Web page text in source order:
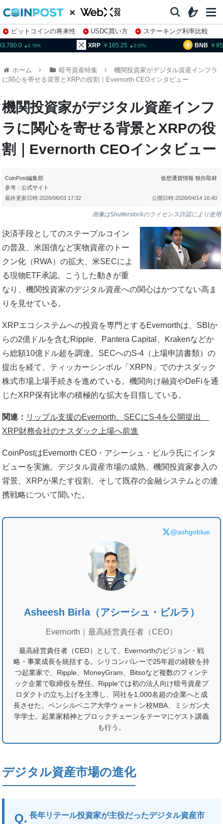
ビットコインの将来性 USDC買い方
ステーキング利率比較
株特集・関連銘柄
0.76 XRP 165.25 3.07 BNB
ホーム 暗号資産特集
機関投資家がデジタル資産インフラ
に関心を寄せる背景とXRPの役割｜Evernorth CEOインタビュー
機関投資家がデジタル資産インフ
ラに関心を寄せる背景とXRPの役
割｜Evernorth CEOインタビュー
CoinPost編集部
参考： 公式サイト
仮想通貨情報 独自取材
公開日時:2026/04/14 16:40
最終更新日時:2026/06/03 17:32
画像はShutterstockのライセンス許諾により使用
決済手段としてのステーブルコイン
の普及、米国債など実物資産のトー
クン化（RWA）の拡大、米SECによ
る現物ETF承認。こうした動きが重
なり、機関投資家のデジタル資産への関心はかつてない高ま
りを見せている。
XRPエコシステムへの投資を専門とするEvernorthは、SBIか
らの2億ドルを含むRipple、Pantera Capital、Krakenなどか
ら総額10億ドル超を調達。SECへのS-4（上場申請書類）の
提出を経て、ティッカーシンボル「XRPN」でのナスダック
株式市場上場手続きを進めている。機関向け融資やDeFiを通
じたXRP保有比率の積極的な拡大を目指している。
関連： リップル支援のEvernorth、SECにS-4を公開提出
XRP財務会社のナスダック上場へ前進
CoinPostはEvernorth CEO・アシーシュ・ビルラ氏にインタ
ビューを実施。デジタル資産市場の成熟、機関投資家参入の
背景、XRPが果たす役割、そして既存の金融システムとの連
携戦略について聞いた。
@ashgoblue
Asheesh Birla（アシーシュ・ビルラ）
Evernorth｜最高経営責任者（CEO）
最高経営責任者（CEO）として、Evernorthのビジョン・戦
略・事業成長を統括する。シリコンバレーで25年超の経験を持
つ起業家で、Ripple、MoneyGram、Bitsoなど複数のフィンテ
ック企業で取締役を歴任。Rippleでは初の法人向け暗号資産プ
ロダクトの立ち上げを主導し、同社を1,000名超の企業へと成
長させた。ペンシルベニア大学ウォートン校MBA、ミシガン大
学学士。起業家精神とブロックチェーンをテーマにゲスト講義
も行う。
デジタル資産市場の進化
長年リテール投資家が主役だったデジタル資産市